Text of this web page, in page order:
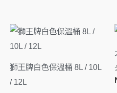
獅王牌白色保溫桶 8L / 10L
/ 12L
價
NT$1,480